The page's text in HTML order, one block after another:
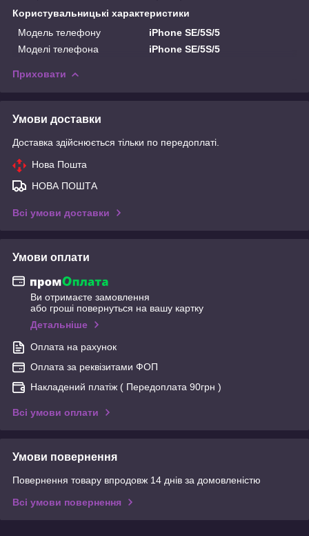
Користувальницькі характеристики
Модель телефону
iPhone SE/5S/5
Моделі телефона
iPhone SE/5S/5
Приховати
Умови доставки
Доставка здійснюється тільки по передоплаті.
Нова Пошта
НОВА ПОШТА
Всі умови доставки
Умови оплати
Ви отримаєте замовлення
або гроші повернуться на вашу картку
Детальніше
Оплата на рахунок
Оплата за реквізитами ФОП
Накладений платіж ( Передоплата 90грн )
Всі умови оплати
Умови повернення
Повернення товару впродовж 14 днів за домовленістю
Всі умови повернення